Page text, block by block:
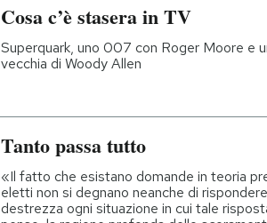
Cosa c’è stasera in TV
Superquark, uno 007 con Roger Moore e
vecchia di Woody Allen
Tanto passa tutto
«Il fatto che esistano domande in teoria
eletti non si degnano neanche di
destrezza ogni situazione in cui tale